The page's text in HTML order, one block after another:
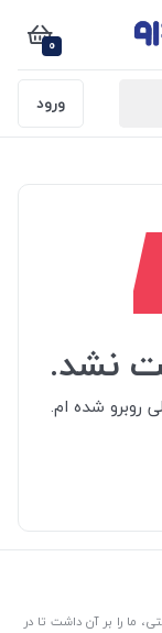
0
ورود
نشد.
روبرو شده ام.
ما را بر آن داشت تا در